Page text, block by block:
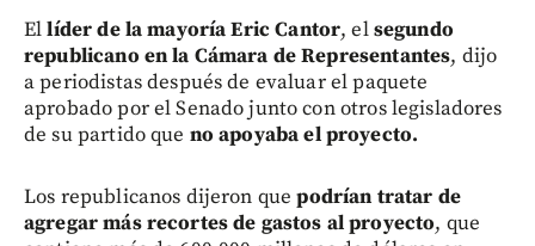
Ellíder de la mayoría Eric Cantor, elsegundo
republicano en la Cámara de Representantes, dijo
a periodistas después de evaluar el paquete
aprobado por el Senado junto con otros legisladores
de su partido que no apoyaba el proyecto.
Los republicanos dijeron quepodrían tratar de
agregar más recortes de gastos al proyecto, que